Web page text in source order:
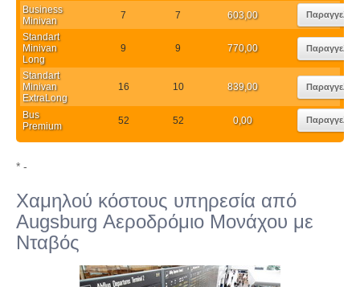
Business
Minivan
7 7 603,00 Παραγγελία
Standart
Minivan
Long
9 9 770,00 Παραγγελία
Standart
Minivan
ExtraLong
16 10 839,00 Παραγγελία
Bus
Premium
52 52 0,00 Παραγγελία
* -
Χαμηλού κόστους υπηρεσία από
Augsburg Αεροδρόμιο Μονάχου με
Νταβός